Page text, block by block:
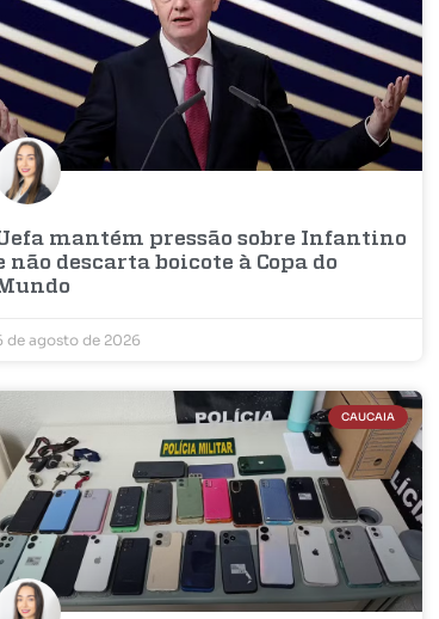
mantém pressão sobre Infantino
não descarta boicote à Copa do
de agosto de 2026
CAUCAIA